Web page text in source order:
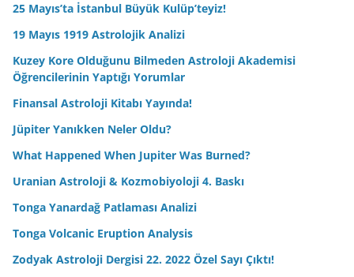
25 Mayıs’ta İstanbul Büyük Kulüp’teyiz!
19 Mayıs 1919 Astrolojik Analizi
Kuzey Kore Olduğunu Bilmeden Astroloji Akademisi
Öğrencilerinin Yaptığı Yorumlar
Finansal Astroloji Kitabı Yayında!
Jüpiter Yanıkken Neler Oldu?
What Happened When Jupiter Was Burned?
Uranian Astroloji & Kozmobiyoloji 4. Baskı
Tonga Yanardağ Patlaması Analizi
Tonga Volcanic Eruption Analysis
Zodyak Astroloji Dergisi 22. 2022 Özel Sayı Çıktı!